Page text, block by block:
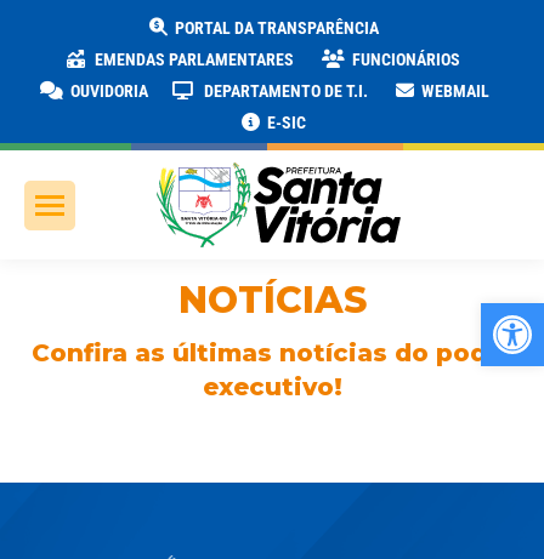
PORTAL DA TRANSPARÊNCIA
EMENDAS PARLAMENTARES
FUNCIONÁRIOS
OUVIDORIA
DEPARTAMENTO DE T.I.
WEBMAIL
E-SIC
NOTÍCIAS
Confira as últimas notícias do poder
executivo!